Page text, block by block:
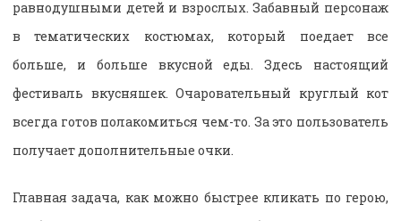
равнодушными детей и взрослых. Забавный персонаж
в тематических костюмах, который поедает все
больше, и больше вкусной еды. Здесь настоящий
фестиваль вкусняшек. Очаровательный круглый кот
всегда готов полакомиться чем-то. За это пользователь
получает дополнительные очки.
Главная задача, как можно быстрее кликать по герою,